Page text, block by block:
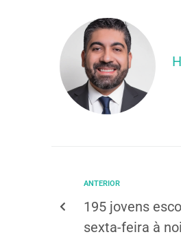
ANTERIOR
195 jovens
sexta-feira à